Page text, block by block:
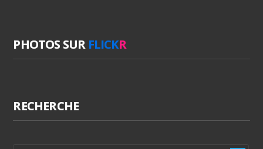
PHOTOS SUR FLICKR
RECHERCHE